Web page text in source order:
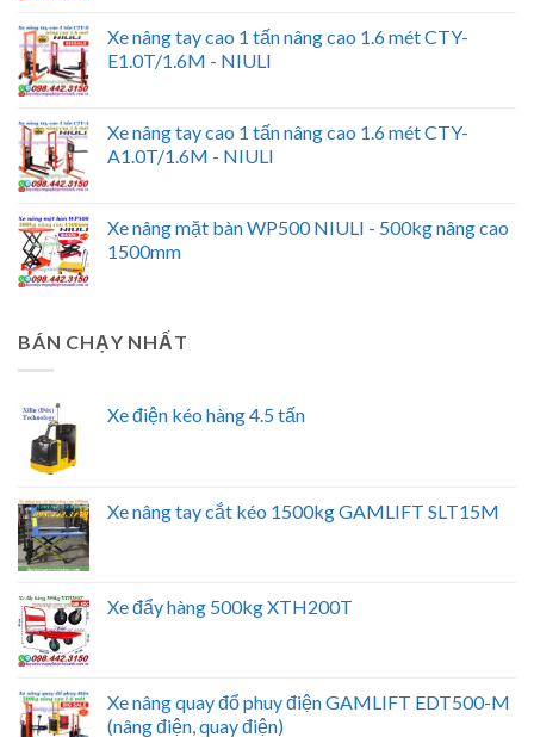
Xe nâng tay cao 1 tấn nâng cao 1.6 mét CTY-
E1.0T/1.6M - NIULI
Xe nâng tay cao 1 tấn nâng cao 1.6 mét CTY-
A1.0T/1.6M - NIULI
Xe nâng mặt bàn WP500 NIULI - 500kg nâng cao
1500mm
BÁN CHẠY NHẤT
Xe điện kéo hàng 4.5 tấn
Xe nâng tay cắt kéo 1500kg GAMLIFT SLT15M
Xe đẩy hàng 500kg XTH200T
Xe nâng quay đổ phuy điện GAMLIFT EDT500-M
(nâng điện, quay điện)